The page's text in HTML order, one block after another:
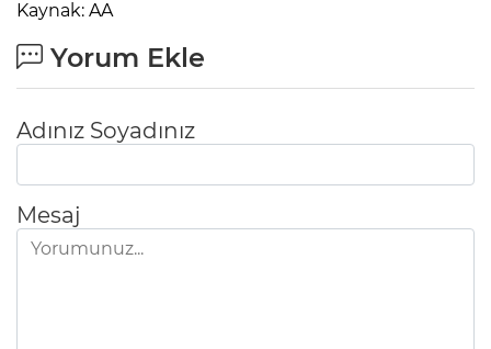
Kaynak: AA
Yorum Ekle
Adınız Soyadınız
Mesaj